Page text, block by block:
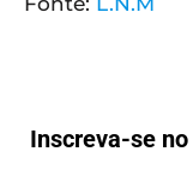
Inscreva-se